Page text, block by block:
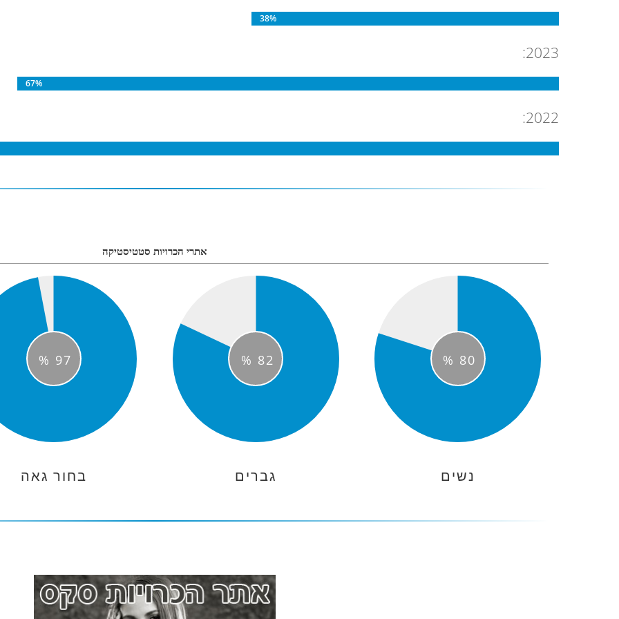
38%
2023:
67%
2022:
אתרי הכרויות סטטיסטיקה
80
%
נשים
82
%
גברים
97
%
בחור גאה